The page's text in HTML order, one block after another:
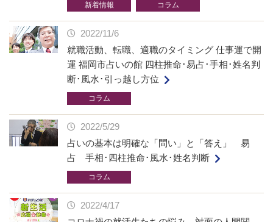
新着情報 コラム
2022/11/6
就職活動、転職、適職のタイミング 仕事運で開
運 福岡市占いの館 四柱推命･易占･手相･姓名判
断･風水･引っ越し方位
コラム
2022/5/29
占いの基本は明確な「問い」と「答え」 易
占 手相･四柱推命･風水･姓名判断
コラム
2022/4/17